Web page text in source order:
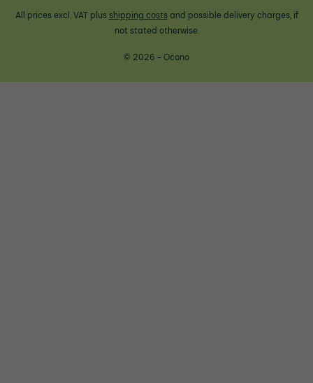
All prices excl. VAT plus shipping costsand possible delivery charges, if
not stated otherwise.
© 2026 - Ocono